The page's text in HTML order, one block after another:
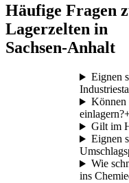
Häufige Fragen
Lagerzelten in
Sachsen-Anhalt
Eignen
Können
einlagern?
Gilt im
Eignen
Wie
ins